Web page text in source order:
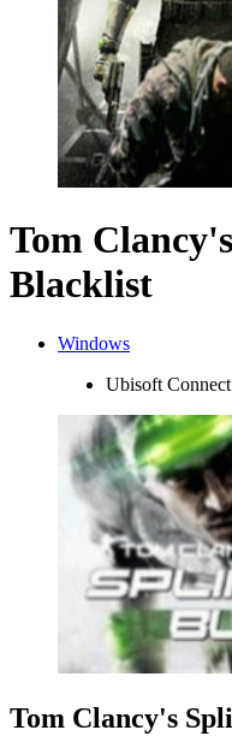
Tom
Blacklist
Windows
Ubisoft Connect
Tom Clancy's